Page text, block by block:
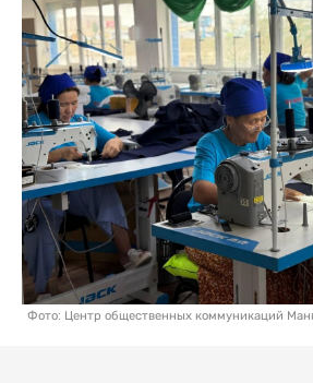
Фото: Центр общественных коммуникаций